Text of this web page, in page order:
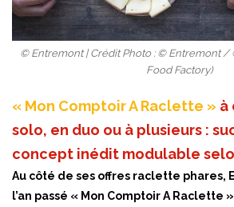
© Entremont | Crédit Photo : © Entremont /
Food Factory)
« Mon Comptoir A Raclette » à
solo, en duo ou à plusieurs :
concept inédit modulable
Au côté de ses offres raclette phares,
l’an passé « Mon Comptoir A Raclette